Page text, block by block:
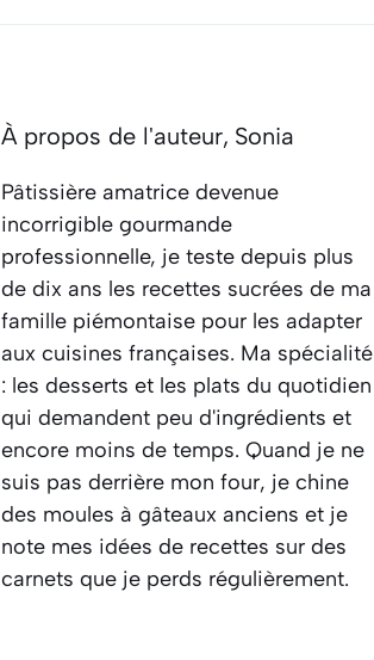
À propos de l'auteur, Sonia
Pâtissière amatrice devenue
incorrigible gourmande
professionnelle, je teste depuis plus
de dix ans les recettes sucrées de ma
famille piémontaise pour les adapter
aux cuisines françaises. Ma spécialité
: les desserts et les plats du quotidien
qui demandent peu d'ingrédients et
encore moins de temps. Quand je ne
suis pas derrière mon four, je chine
des moules à gâteaux anciens et je
note mes idées de recettes sur des
carnets que je perds régulièrement.